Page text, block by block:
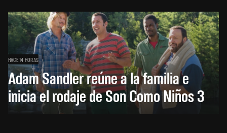
HACE 14 HORAS
Adam Sandler reúne a la familia e
inicia el rodaje de Son Como Niños 3